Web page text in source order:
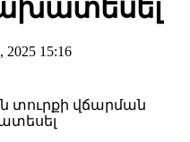
15:16